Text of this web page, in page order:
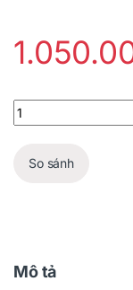
Nồi Cơm Điện
So sánh
Mô tả